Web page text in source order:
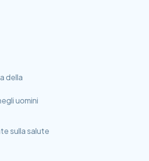
della
uomini
sulla salute